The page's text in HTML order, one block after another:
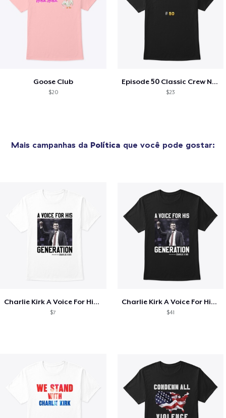
Goose Club
$20
Episode 50 Classic Crew Neck T-Shirt
$23
Mais campanhas da Política que você pode gostar:
Charlie Kirk A Voice For His Generation
$7
Charlie Kirk A Voice For His Generation
$41